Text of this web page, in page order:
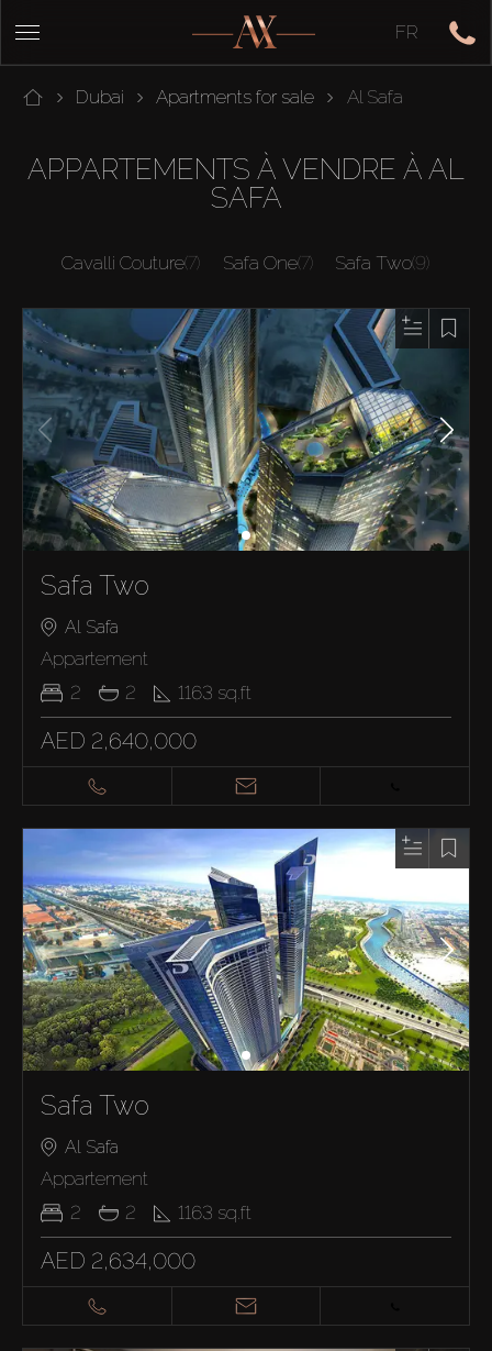
FR
Dubai Apartments for sale Al Safa
APPARTEMENTS À VENDRE À AL
SAFA
Cavalli Couture(7) Safa One(7) Safa Two(9)
Safa Two
Al Safa
Appartement
2
2 1163 sq.ft
AED 2,640,000
Safa Two
Al Safa
Appartement
2
2 1163 sq.ft
AED 2,634,000